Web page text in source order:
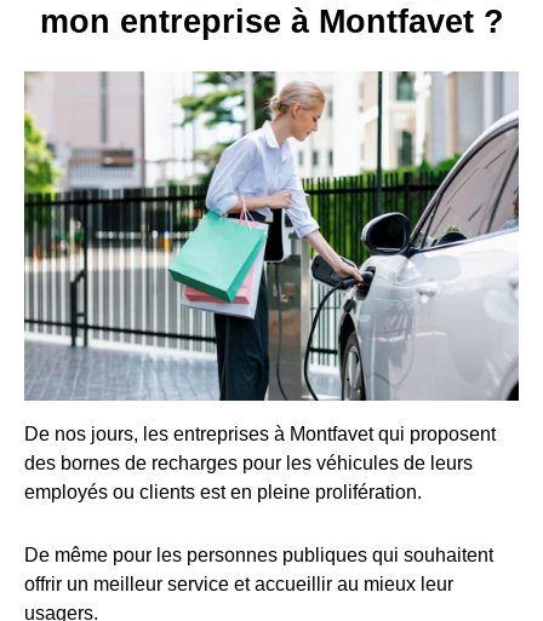
mon entreprise à Montfavet ?
De nos jours, les entreprises à Montfavet qui proposent
des bornes de recharges pour les véhicules de leurs
employés ou clients est en pleine prolifération.
De même pour les personnes publiques qui souhaitent
offrir un meilleur service et accueillir au mieux leur
usagers.